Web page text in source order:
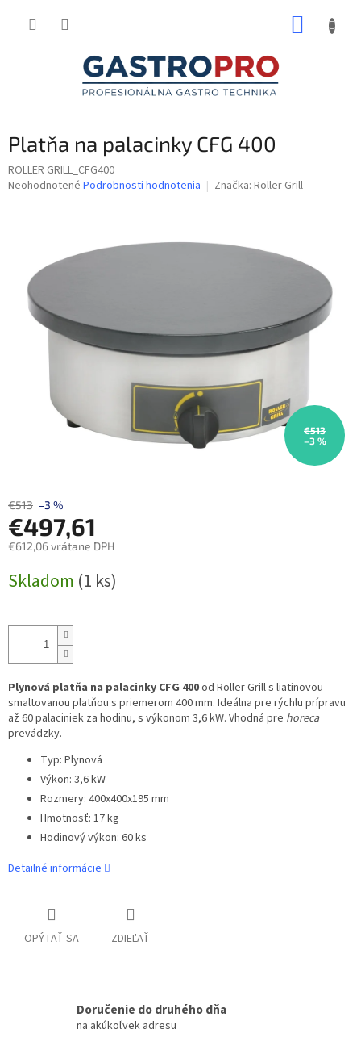
Platňa na palacinky CFG 400
ROLLER GRILL_CFG400
Priemerné
hviezdičiek.
Neohodnotené Podrobnosti hodnotenia Značka: Roller Grill
€513
–3 %
€513 –3 %
€497,61
€612,06 vrátane DPH
cena:
Skladom (1 ks)
Plynová platňa na palacinky CFG 400od Roller Grill s liatinovou
smaltovanou platňou s priemerom 400 mm. Ideálna pre rýchlu prípravu
až 60 palaciniek za hodinu, s výkonom 3,6 kW. Vhodná pre horeca
prevádzky.
Typ: Plynová
Výkon: 3,6 kW
Rozmery: 400x400x195 mm
Hmotnosť: 17 kg
Hodinový výkon: 60 ks
Detailné informácie
OPÝTAŤ SA ZDIEĽAŤ
Doručenie do druhého dňa
na akúkoľvek adresu